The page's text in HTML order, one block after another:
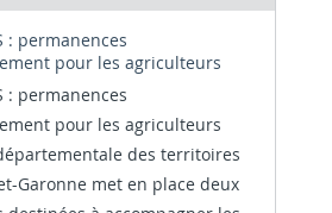
: permanences
pour les agriculteurs
: permanences
pour les agriculteurs
des territoires
Garonne met en place deux